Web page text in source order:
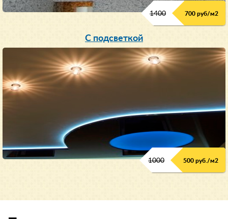
1400 700 руб/м2
С подсветкой
1000 500 руб./м2